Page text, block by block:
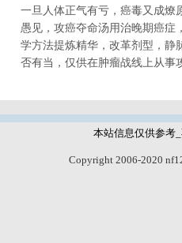
一旦人体正气有亏，癌毒又成燎
愚见，攻癌夺命汤用治晚期癌症
学方法提炼精华，改革剂型，静
否有当，仅供在肿瘤战线上从事
本站信息仅供参考
Copyright 2006-2020